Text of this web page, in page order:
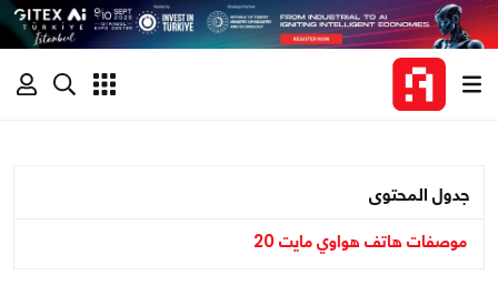
جدول المحتوى
موصفات هاتف هواوي مايت 20